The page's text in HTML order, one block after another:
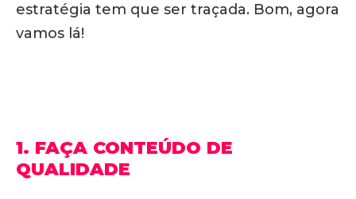
estratégia tem que ser traçada. Bom, agora
vamos lá!
1. FAÇA CONTEÚDO DE
QUALIDADE